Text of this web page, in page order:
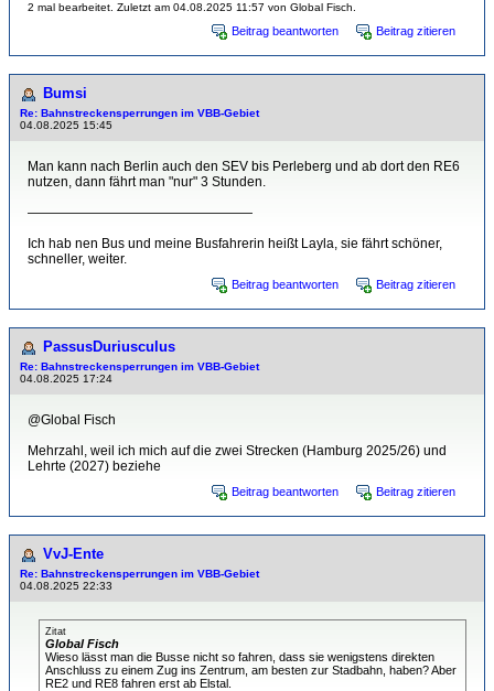
2 mal bearbeitet. Zuletzt am 04.08.2025 11:57 von Global Fisch.
Beitrag beantworten Beitrag zitieren
Bumsi
Re: Bahnstreckensperrungen im VBB-Gebiet
04.08.2025 15:45
Man kann nach Berlin auch den SEV bis Perleberg und ab dort den RE6
nutzen, dann fährt man "nur" 3 Stunden.
—————————————————
Ich hab nen Bus und meine Busfahrerin heißt Layla, sie fährt schöner,
schneller, weiter.
Beitrag beantworten Beitrag zitieren
PassusDuriusculus
Re: Bahnstreckensperrungen im VBB-Gebiet
04.08.2025 17:24
@Global Fisch
Mehrzahl, weil ich mich auf die zwei Strecken (Hamburg 2025/26) und
Lehrte (2027) beziehe
Beitrag beantworten Beitrag zitieren
VvJ-Ente
Re: Bahnstreckensperrungen im VBB-Gebiet
04.08.2025 22:33
Zitat
Global Fisch
Wieso lässt man die Busse nicht so fahren, dass sie wenigstens direkten
Anschluss zu einem Zug ins Zentrum, am besten zur Stadbahn, haben? Aber
RE2 und RE8 fahren erst ab Elstal.